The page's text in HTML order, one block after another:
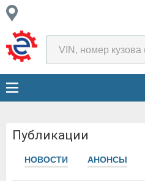
Публикации
НОВОСТИ АНОНСЫ